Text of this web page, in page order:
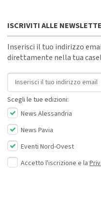
ISCRIVITI ALLE
Inserisci il tuo indirizzo
direttamente nella tua
Indirizzo email
Scegli le tue edizioni:
News Alessandria
News Pavia
Eventi Nord-Ovest
Accetto l'iscrizione e la